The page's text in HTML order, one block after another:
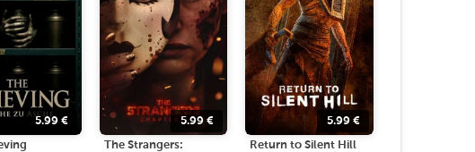
5.99€ 5.99 €
The Strangers:
5.99€
Return to Silent Hill